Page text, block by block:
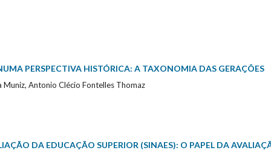
PERSPECTIVA HISTÓRICA: A TAXONOMIA DAS GERAÇÕES
Muniz, Antonio Clécio Fontelles Thomaz
DA EDUCAÇÃO SUPERIOR (SINAES): O PAPEL DA